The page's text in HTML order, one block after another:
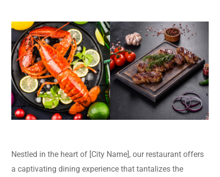
Nestled in the heart of [City Name], our restaurant offers
a captivating dining experience that tantalizes the